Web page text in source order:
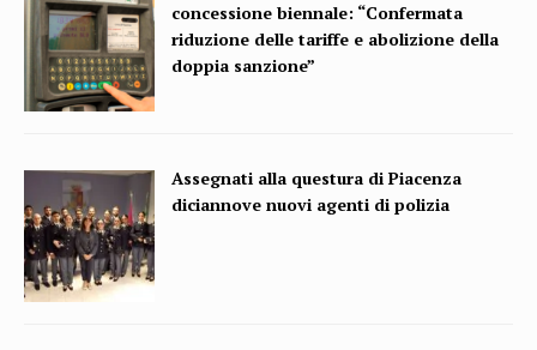
concessione biennale: “Confermata
riduzione delle tariffe e abolizione della
doppia sanzione”
Assegnati alla questura di Piacenza
diciannove nuovi agenti di polizia